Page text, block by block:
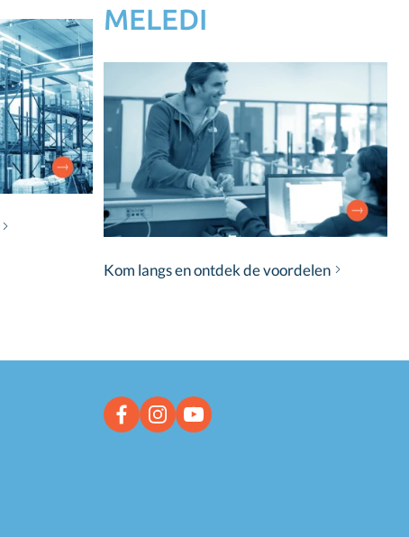
MELEDI
Kom langs en ontdek de voordelen